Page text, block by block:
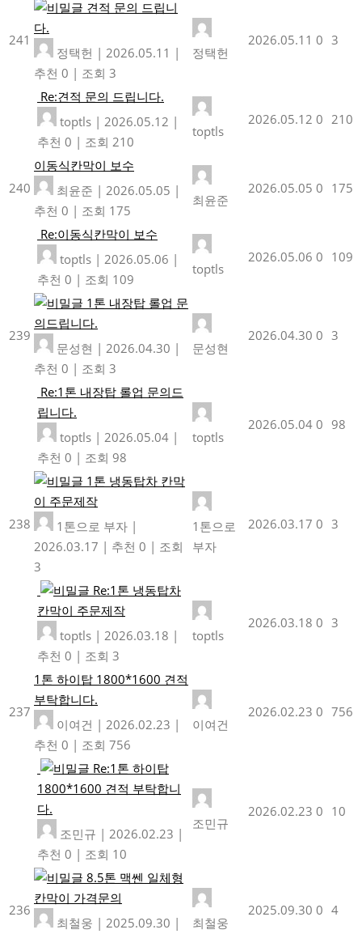
241
견적 문의 드립니
다.
정택헌 | 2026.05.11 |
추천 0 | 조회 3
정택헌
2026.05.11 0 3
Re:견적 문의 드립니다.
toptls | 2026.05.12 |
추천 0 | 조회 210
toptls
2026.05.12 0 210
240
이동식칸막이 보수
최윤준 | 2026.05.05 |
추천 0 | 조회 175
최윤준
2026.05.05 0 175
Re:이동식칸막이 보수
toptls | 2026.05.06 |
추천 0 | 조회 109
toptls
2026.05.06 0 109
239
1톤 내장탑 롤업 문
의드립니다.
문성현 | 2026.04.30 |
추천 0 | 조회 3
문성현
2026.04.30 0 3
Re:1톤 내장탑 롤업 문의드
립니다.
toptls | 2026.05.04 |
추천 0 | 조회 98
toptls
2026.05.04 0 98
238
1톤 냉동탑차 칸막
이 주문제작
1톤으로 부자 |
2026.03.17 | 추천 0 | 조회
3
1톤으로
부자
2026.03.17 0 3
Re:1톤 냉동탑차
칸막이 주문제작
toptls | 2026.03.18 |
추천 0 | 조회 3
toptls
2026.03.18 0 3
237
1톤 하이탑 1800*1600 견적
부탁합니다.
이여건 | 2026.02.23 |
추천 0 | 조회 756
이여건
2026.02.23 0 756
Re:1톤 하이탑
1800*1600 견적 부탁합니
다.
조민규 | 2026.02.23 |
추천 0 | 조회 10
조민규
2026.02.23 0 10
236
8.5톤 맥쎈 일체형
칸막이 가격문의
최철웅 | 2025.09.30 |
최철웅
2025.09.30 0 4